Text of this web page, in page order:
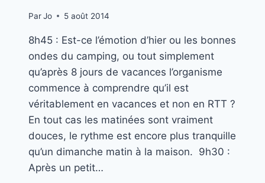
ParJo 5 août 2014
8h45 : Est-ce l’émotion d’hier ou les bonnes
ondes du camping, ou tout simplement
qu’après 8 jours de vacances l’organisme
commence à comprendre qu’il est
véritablement en vacances et non en RTT ?
En tout cas les matinées sont vraiment
douces, le rythme est encore plus tranquille
qu’un dimanche matin à la maison. 9h30 :
Après un petit…